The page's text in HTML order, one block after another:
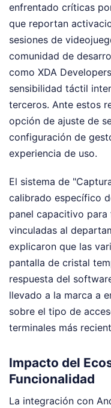
enfrentado críticas
que reportan
sesiones de
comunidad de
como XDA
sensibilidad táctil
terceros. Ante estos
opción de ajuste de
configuración de
experiencia de uso.
El sistema de
calibrado específico
panel capacitivo para
vinculadas al
explicaron que las
pantalla de cristal
respuesta del
llevado a la marca a
sobre el tipo de
terminales más
Impacto del
Funcionalidad
La integración con